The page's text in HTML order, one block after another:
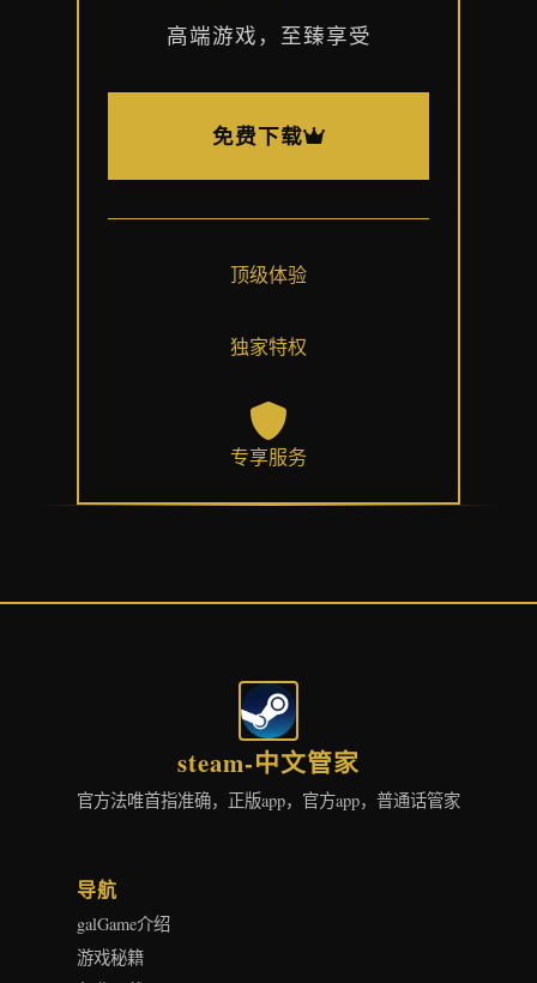
高端游戏，至臻享受
免费下载
顶级体验
独家特权
专享服务
steam-中文管家
官方法唯首指准确，正版app，官方app，普通话管家
导航
galGame介绍
游戏秘籍